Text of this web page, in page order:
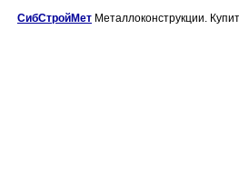
СибСтройМет Металлоконструкции.